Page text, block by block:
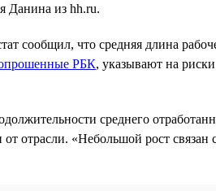
Данина из hh.ru.
сообщил, что средняя длина
РБК, указывают на
среднего
от отрасли. «Небольшой рост